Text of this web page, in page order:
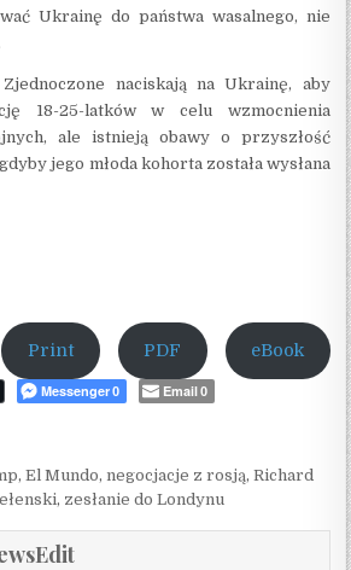
Ukrainę do państwa wasalnego, nie
naciskają na Ukrainę, aby
18-25-latków w celu wzmocnienia
ale istnieją obawy o przyszłość
jego młoda kohorta została wysłana
Print PDF eBook
Messenger 0 Email 0
,El Mundo,negocjacje z rosją,Richard
, zesłanie do Londynu